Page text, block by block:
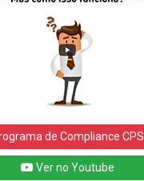
de Compliance CPS
Ver no Youtube